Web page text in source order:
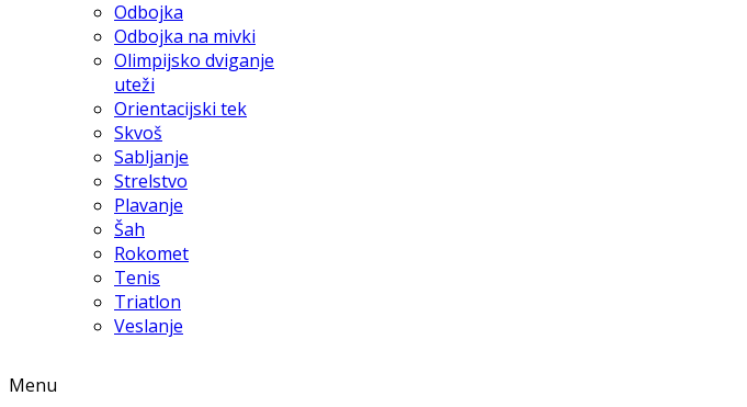
Odbojka
Odbojka na mivki
Olimpijsko dviganje
uteži
Orientacijski tek
Skvoš
Sabljanje
Strelstvo
Plavanje
Šah
Rokomet
Tenis
Triatlon
Veslanje
Menu